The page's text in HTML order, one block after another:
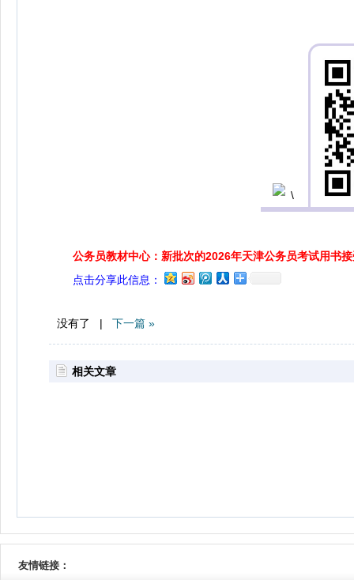
公务员教材中心：新批次的2026年天津公务员考试用书
点击分享此信息：
没有了 | 下一篇 »
相关文章
友情链接：